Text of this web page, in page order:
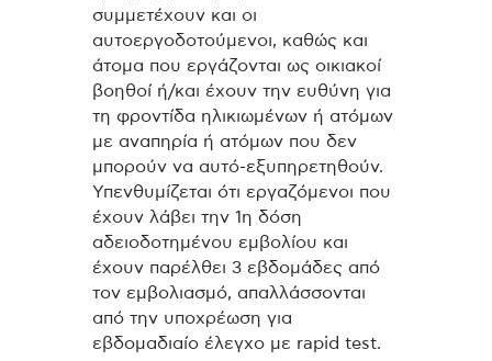
συμμετέχουν και οι
αυτοεργοδοτούμενοι, καθώς και
άτομα που εργάζονται ως οικιακοί
βοηθοί ή/και έχουν την ευθύνη για
τη φροντίδα ηλικιωμένων ή ατόμων
με αναπηρία ή ατόμων που δεν
μπορούν να αυτό-εξυπηρετηθούν.
Υπενθυμίζεται ότι εργαζόμενοι που
έχουν λάβει την 1η δόση
αδειοδοτημένου εμβολίου και
έχουν παρέλθει 3 εβδομάδες από
τον εμβολιασμό, απαλλάσσονται
από την υποχρέωση για
εβδομαδιαίο έλεγχο με rapid test.